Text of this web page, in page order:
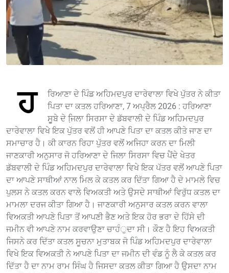
ਹ
ਰਿਆਣਾ ਦੇ ਪਿੰਡ ਅਹਿਮਦਪੁਰ ਦਾਰੇਵਾਲਾ ਵਿਖੇ ਪੁੱਤਰ ਨੇ ਕੀਤਾ
ਪਿਤਾ ਦਾ ਕਤਲ ਹਰਿਆਣਾ, 7 ਅਪ੍ਰੈਲ 2026 : ਹਰਿਆਣਾ
ਸੂੁਬੇ ਦੇ ਜਿ਼ਲਾ ਸਿਰਸਾ ਦੇ ਡੱਬਵਾਲੀ ਦੇ ਪਿੰਡ ਅਹਿਮਦਪੁਰ
ਦਾਰੇਵਾਲਾ ਵਿਖੇ ਇਕ ਪੁੱਤਰ ਵਲੋਂ ਹੀ ਆਪਣੇ ਪਿਤਾ ਦਾ ਕਤਲ ਕੀਤੇ ਜਾਣ ਦਾ
ਸਮਾਚਾਰ ਹੈ। ਕੀ ਕਾਰਨ ਰਿਹਾ ਪੁੱਤਰ ਵਲੋਂ ਅਜਿਹਾ ਕਰਨ ਦਾ ਮਿਲੀ
ਜਾਣਕਾਰੀ ਅਨੁਸਾਰ ਜੋ ਹਰਿਆਣਾ ਦੇ ਜਿਲਾ ਸਿਰਸਾ ਵਿਚ ਪੈਂਦੇ ਖੇਤਰ
ਡੱਬਵਾਲੀ ਦੇ ਪਿੰਡ ਅਹਿਮਦਪੁਰ ਦਾਰੇਵਾਲਾ ਵਿਖੇ ਇਕ ਪੱਤਰ ਵਲੋਂ ਆਪਣੇ ਪਿਤਾ
ਦਾ ਆਪਣੇ ਸਾਥੀਆਂ ਨਾਲ ਮਿਲ ਕੇ ਕਤਲ ਕਰ ਦਿੱਤਾ ਗਿਆ ਹੈ ਦੇ ਮਾਮਲੇ ਵਿਚ
ਪੁਲਸ ਨੇ ਕਤਲ ਕਰਨ ਵਾਲੇ ਵਿਅਕਤੀ ਅਤੇ ਉਸਦੇ ਸਾਥੀਆਂ ਵਿਰੁੱਧ ਕਤਲ ਦਾ
ਮਾਮਲਾ ਦਰਜ ਕੀਤਾ ਗਿਆ ਹੈ। ਜਾਣਕਾਰੀ ਅਨੁਸਾਰ ਕਤਲ ਕਰਨ ਵਾਲਾ
ਵਿਅਕਤੀ ਆਪਣੇ ਪਿਤਾ ਤੋਂ ਆਪਣੀ ਭੈਣ ਅਤੇ ਇਕ ਹੋਰ ਭਰਾ ਦੇ ਹਿੱਸੇ ਦੀ
ਜਮੀਨ ਵੀ ਆਪਣੇ ਨਾਮ ਕਰਵਾਉਣਾ ਚਾਹੰੁਦਾ ਸੀ। ਕੌਣ ਹੈ ਇਹ ਵਿਅਕਤੀ
ਜਿਸਨੇ ਕਰ ਦਿੱਤਾ ਕਤਲ ਸੂਚਨਾ ਮੁਤਾਬਕ ਜੋ ਪਿੰਡ ਅਹਿਮਦਪੁਰ ਦਾਰੇਵਾਲਾ
ਵਿਖੇ ਇਕ ਵਿਅਕਤੀ ਨੇ ਆਪਣੇ ਪਿਤਾ ਦਾ ਜਮੀਨ ਦੀ ਵੰਡ ਨੂੰ ਲੈ ਕੇ ਕਤਲ ਕਰ
ਦਿੱਤਾ ਹੈ ਦਾ ਨਾਮ ਰਾਮ ਸਿੰਘ ਹੈ ਜਿਸਦਾ ਕਤਲ ਕੀਤਾ ਗਿਆ ਹੈ ਉਸਦਾ ਨਾਮ